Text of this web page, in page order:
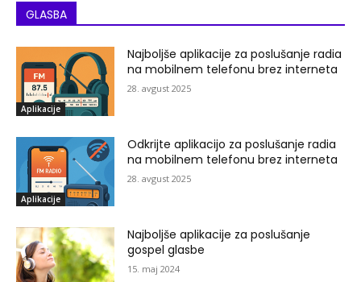
GLASBA
Aplikacije
Najboljše aplikacije za poslušanje radia
na mobilnem telefonu brez interneta
28. avgust 2025
Aplikacije
Odkrijte aplikacijo za poslušanje radia
na mobilnem telefonu brez interneta
28. avgust 2025
Najboljše aplikacije za poslušanje
gospel glasbe
15. maj 2024